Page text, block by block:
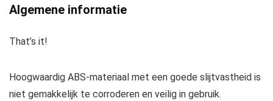
Algemene informatie
That’s it!
Hoogwaardig ABS-materiaal met een goede slijtvastheid is
niet gemakkelijk te corroderen en veilig in gebruik.